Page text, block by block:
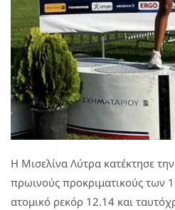
Η Μισελίνα Λύτρα κατέκτησε
πρωινούς προκριματικούς των
ατομικό ρεκόρ 12.14 και